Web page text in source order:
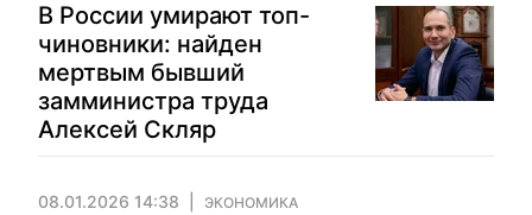
В России умирают топ-
чиновники: найден
мертвым бывший
замминистра труда
Алексей Скляр
08.01.2026 14:38 ЭКОНОМИКА